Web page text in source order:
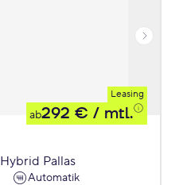
Leasing
ab292 € / mtl.
Hybrid Pallas
Automatik